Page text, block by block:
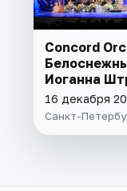
Concord
Иоганна
16 декабря
Санкт-